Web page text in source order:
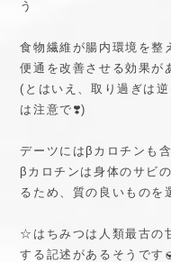
う
食物繊維が腸内環境を整
便通を改善させる効果が
(とはいえ、取り過ぎは
は注意で❣️)
デーツにはβカロチンも
βカロチンは身体のサビ
るため、質の良いもの
☆はちみつは人類最古の
する記述があるそうです